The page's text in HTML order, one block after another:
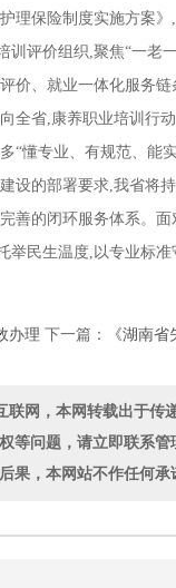
保险制度实施方案》
评价组织,聚焦“一老
价、就业一体化服务
全省,康养职业培训
懂专业、有规范、能实
的部署要求,我省将持
善的闭环服务体系。
举民生温度,以专业标
办理 下一篇： 《湖南
网，本网转载出于传
等问题，请立即联系
果，本网站不作任何承